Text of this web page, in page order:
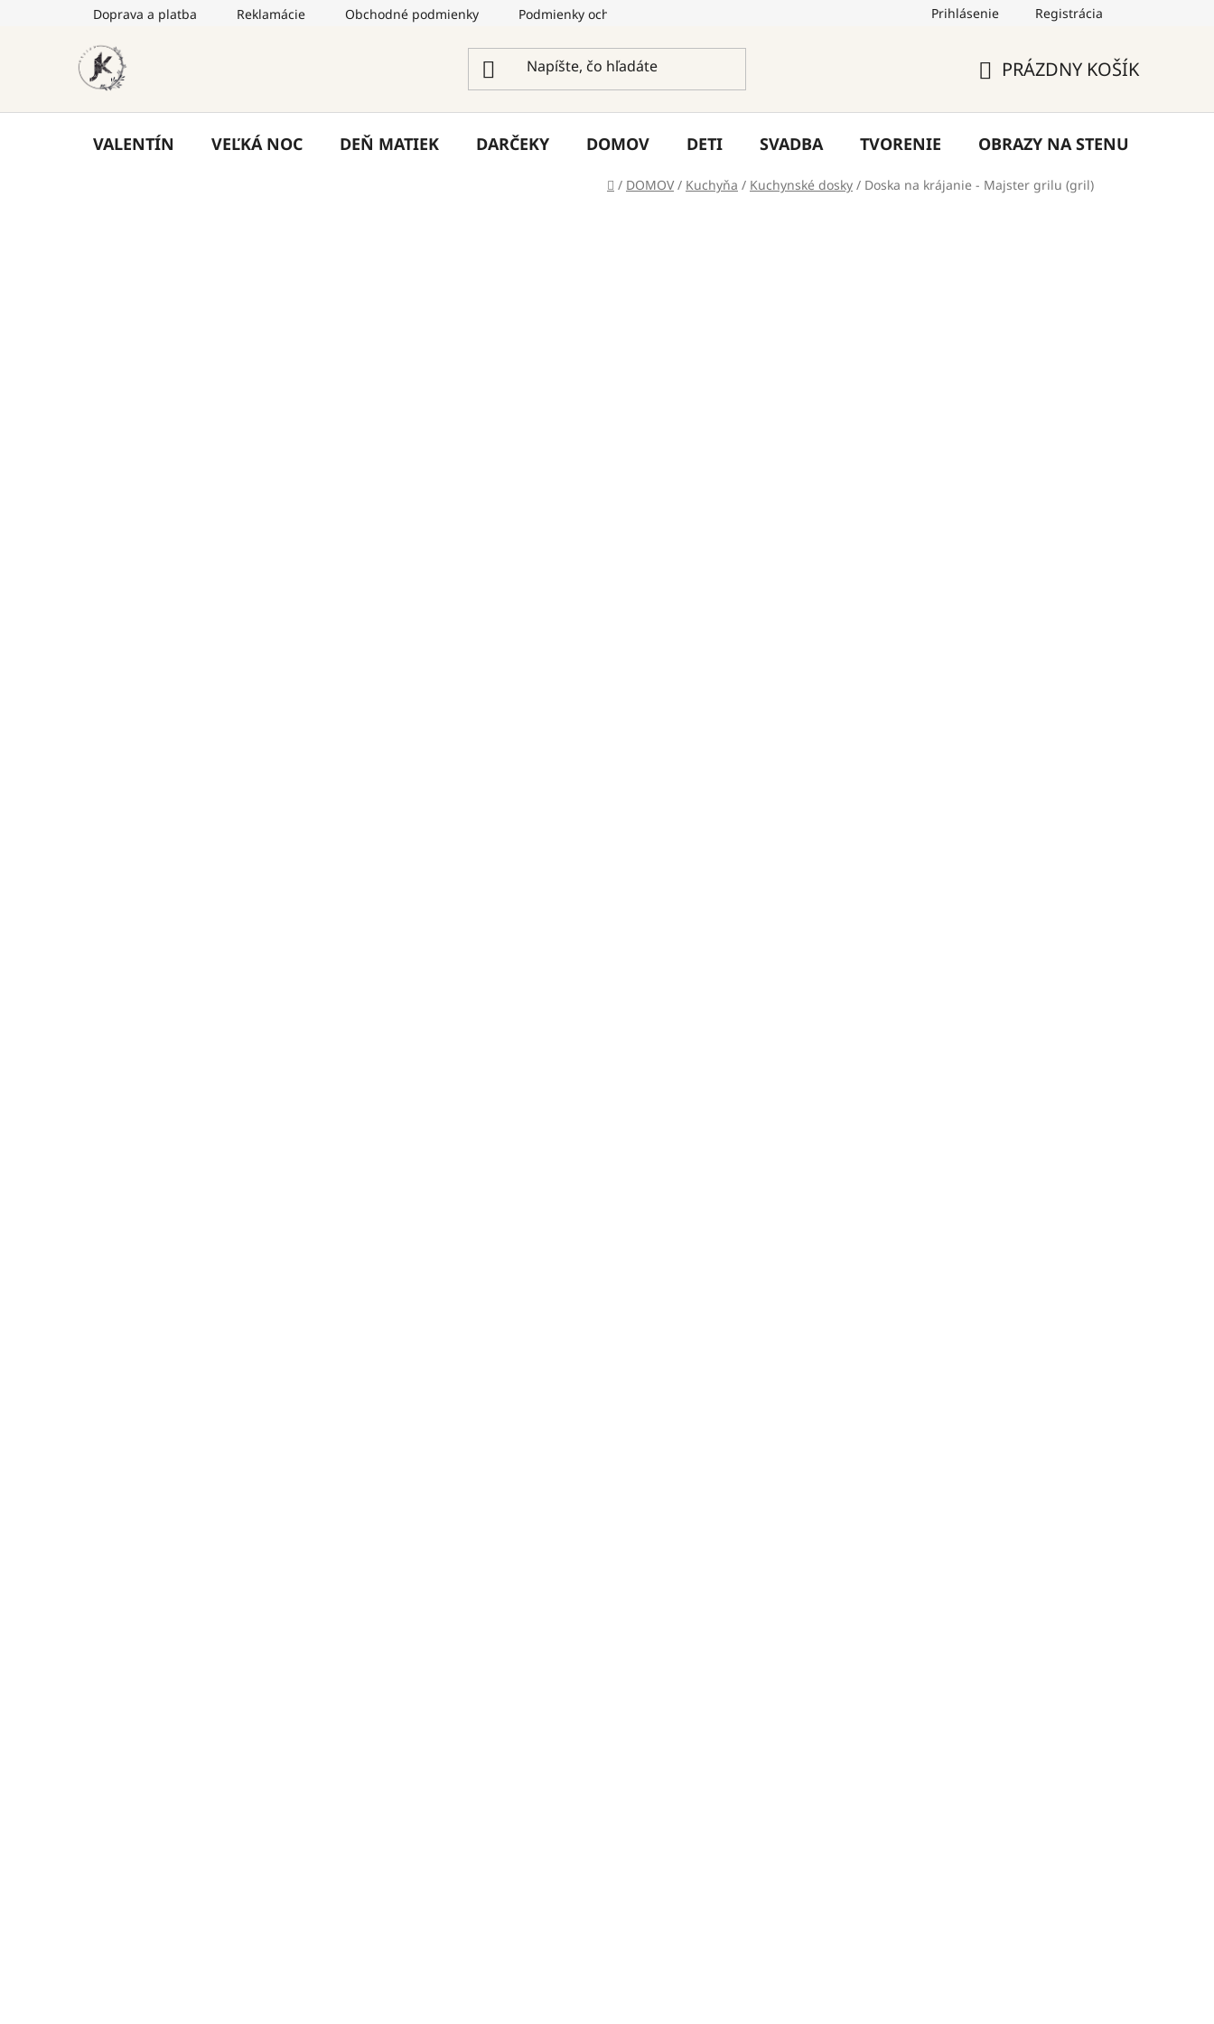
Doprava a platba Reklamácie Obchodné podmienky Podmienky ochrany osobných údajov Hodnotenie obchodu Blog Kontakty
Prihlásenie Registrácia
KOŠÍK
PRÁZDNY KOŠÍK
VALENTÍN VEĽKÁ NOC DEŇ MATIEK DARČEKY DOMOV DETI SVADBA TVORENIE OBRAZY NA STENU
Domov
/ DOMOV / Kuchyňa / Kuchynské dosky / Doska na krájanie - Majster grilu (gril)